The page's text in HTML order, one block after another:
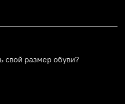
свой размер обуви?